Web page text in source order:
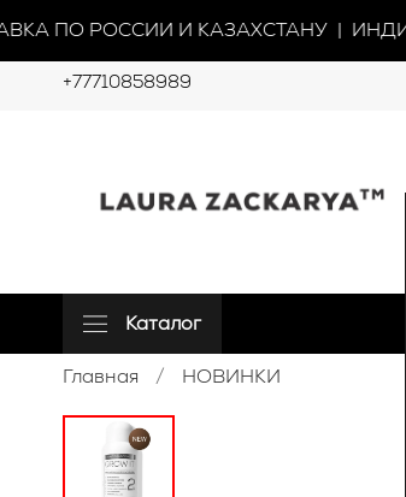
ПО РОССИИ И КАЗАХСТАНУ |
+77710858989
Каталог
Главная НОВИНКИ